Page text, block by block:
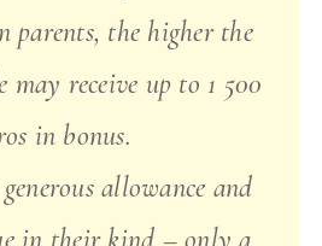
parents, the higher the
may receive up to 1 500
in bonus.
allowance and